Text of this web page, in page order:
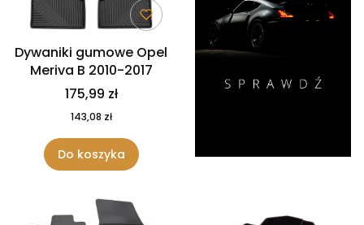
Dywaniki gumowe Opel
Meriva B 2010-2017
175,99 zł
143,08 zł
Do koszyka